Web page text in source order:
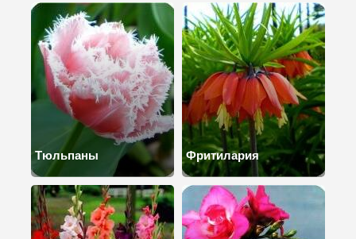
Тюльпаны Фритилария